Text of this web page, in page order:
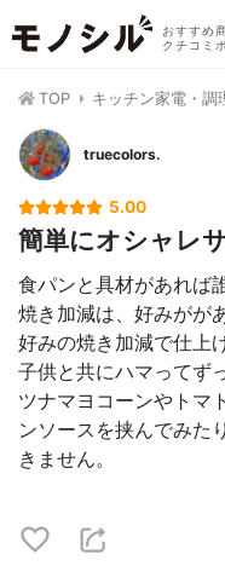
おすすめ
クチコミ
TOP キッチン家電・調
truecolors.
5.00
簡単にオシャレ
食パンと具材があれば
焼き加減は、好みがが
好みの焼き加減で仕上
子供と共にハマってず
ツナマヨコーンやトマ
ンソースを挟んでみた
きません。